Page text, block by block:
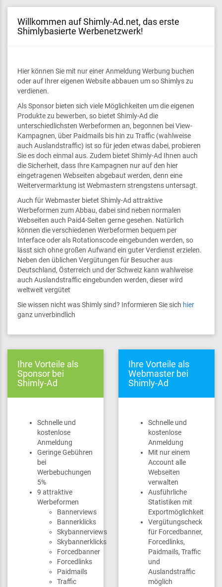
Willkommen auf Shimly-Ad.net, das erste
Shimlybasierte Werbenetzwerk!
Hier können Sie mit nur einer Anmeldung Werbung buchen
oder auf Ihrer eigenen Website abbauen um so Shimlys zu
verdienen.
Als Sponsor bieten sich viele Möglichkeiten um die eigenen
Produkte zu bewerben, so bietet Shimly-Ad die
unterschiedlichsten Werbeformen an, begonnen bei View-
Kampagnen, über Paidmails bis hin zu Traffic (wahlweise
auch Auslandstraffic) ist so für jeden etwas dabei, probieren
Sie es doch einmal aus. Zudem bietet Shimly-Ad Ihnen auch
die Sicherheit, dass Ihre Kampagnen nur auf den hier
eingetragenen Webseiten abgebaut werden, denn eine
Weitervermarktung ist Webmastern strengstens untersagt.
Auch für Webmaster bietet Shimly-Ad attraktive
Werbeformen zum Abbau, dabei sind neben normalen
Webseiten auch Paid4-Seiten gerne gesehen. Natürlich
können die verschiedenen Werbeformen bequem per
Interface oder als Rotationscode eingebunden werden, so
lässt sich ohne großen Aufwand ein guter Verdienst erzielen.
Neben den üblichen Vergütungen für Besucher aus
Deutschland, Österreich und der Schweiz kann wahlweise
auch Auslandstraffic eingebunden werden, dieser wird
weltweit vergütet
Sie wissen nicht was Shimly sind? Informieren Sie sich hier
ganz unverbindlich
Ihre Vorteile als
Sponsor bei
Shimly-Ad
Schnelle und
kostenlose
Anmeldung
Geringe Gebühren
bei
Werbebuchungen
5%
9 attraktive
Werbeformen
Bannerviews
Bannerklicks
Skybannerviews
Skybannerklicks
Forcedbanner
Forcedlinks
Paidmails
Traffic
Ihre Vorteile als
Webmaster bei
Shimly-Ad
Schnelle und
kostenlose
Anmeldung
Mit nur einem
Account alle
Webseiten
verwalten
Ausführliche
Statistiken mit
Exportmöglichkeit
Vergütungscheck
für Forcedbanner,
Forcedlinks,
Paidmails, Traffic
und
Auslandstraffic
möglich